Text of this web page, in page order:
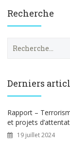
Recherche
e
h
e
r
Derniers
Rapport –
et projets
19 juillet 2024